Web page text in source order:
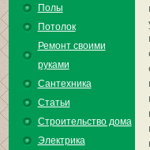
Полы
Потолок
Ремонт своими
руками
Сантехника
Статьи
Строительство дома
Электрика